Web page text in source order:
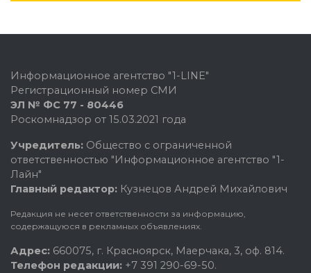
Информационное агентство "1-LINE"
Регистрационный номер СМИ
ЭЛ № ФС 77 - 80446
Роскомнадзор от 15.03.2021 года
Учредитель: Общество с ограниченной
ответственностью "Информационное агентство "1-
Лайн"
Главный редактор: Кузнецов Андрей Михайлович
Редакция не несет ответственности за информацию,
содержащуюся в рекламных объявлениях.
Адрес: 660075, г. Красноярск, Маерчака, 3, оф. 814.
Телефон редакции: +7 391 290-69-50.